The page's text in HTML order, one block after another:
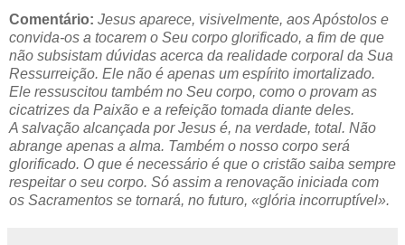
Comentário: Jesus aparece, visivelmente, aos Apóstolos e
convida-os a tocarem o Seu corpo glorificado, a fim de que
não subsistam dúvidas acerca da realidade corporal da Sua
Ressurreição. Ele não é apenas um espírito imortalizado.
Ele ressuscitou também no Seu corpo, como o provam as
cicatrizes da Paixão e a refeição tomada diante deles.
A salvação alcançada por Jesus é, na verdade, total. Não
abrange apenas a alma. Também o nosso corpo será
glorificado. O que é necessário é que o cristão saiba sempre
respeitar o seu corpo. Só assim a renovação iniciada com
os Sacramentos se tornará, no futuro, «glória incorruptível».